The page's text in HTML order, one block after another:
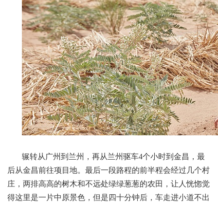
辗转从广州到兰州，再从兰州驱车4个小时到金昌，最
后从金昌前往项目地。最后一段路程的前半程会经过几个村
庄，两排高高的树木和不远处绿绿葱葱的农田，让人恍惚觉
得这里是一片中原景色，但是四十分钟后，车走进小道不出